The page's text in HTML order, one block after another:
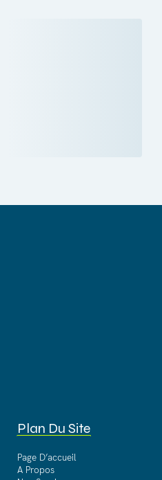
Plan Du Site
Page D’accueil
A Propos